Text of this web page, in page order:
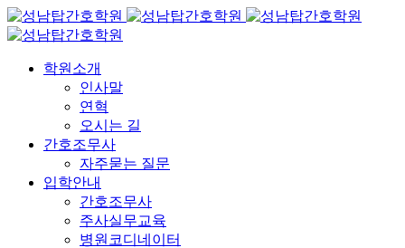
학원소개
인사말
연혁
오시는 길
간호조무사
자주묻는 질문
입학안내
간호조무사
주사실무교육
병원코디네이터